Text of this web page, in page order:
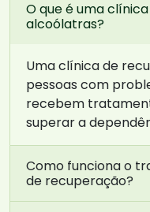
O que é uma
alcoólatras?
Uma clínica de
pessoas com
recebem
superar a
Como funciona o
de recuperação?